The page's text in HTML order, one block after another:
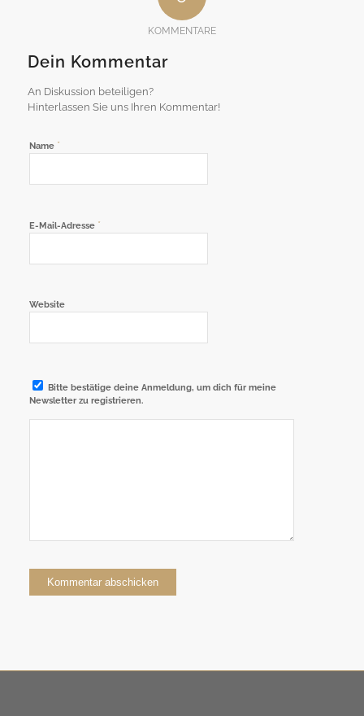
KOMMENTARE
Dein Kommentar
An Diskussion beteiligen?
Hinterlassen Sie uns Ihren Kommentar!
Name *
E-Mail-Adresse *
Website
Bitte bestätige deine Anmeldung, um dich für meine
Newsletter zu registrieren.